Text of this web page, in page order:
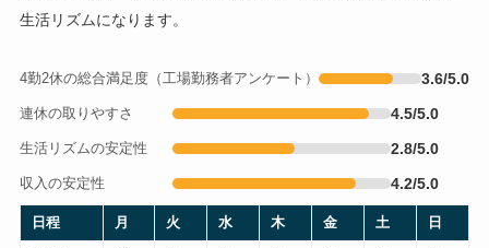
生活リズムになります。
4勤2休の総合満足度（工場勤務者アンケート） 3.6/5.0
連休の取りやすさ 4.5/5.0
生活リズムの安定性 2.8/5.0
収入の安定性 4.2/5.0
日程 月 火 水 木 金 土 日